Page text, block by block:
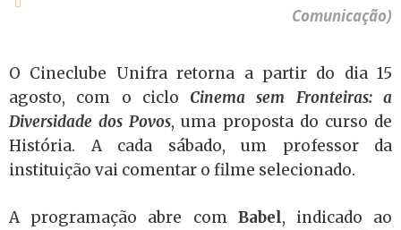
Comunicação)
O Cineclube Unifra retorna a partir do dia 15
agosto, com o ciclo Cinema sem Fronteiras: a
Diversidade dos Povos, uma proposta do curso de
História. A cada sábado, um professor da
instituição vai comentar o filme selecionado.
A programação abre com Babel, indicado ao